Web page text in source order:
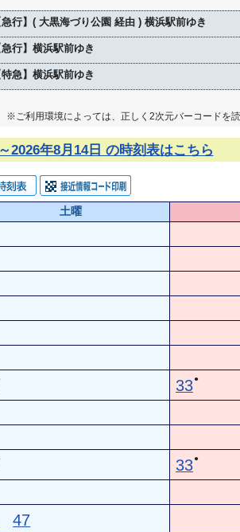
急行】( 大黒海づり公園 経由 ) 横浜駅前ゆき
急行】横浜駅前ゆき
特急】横浜駅前ゆき
※ご利用環境によっては、正しく2次元バーコードを
2026年8月14日 の時刻表はこちら
土曜
33●
33●
47